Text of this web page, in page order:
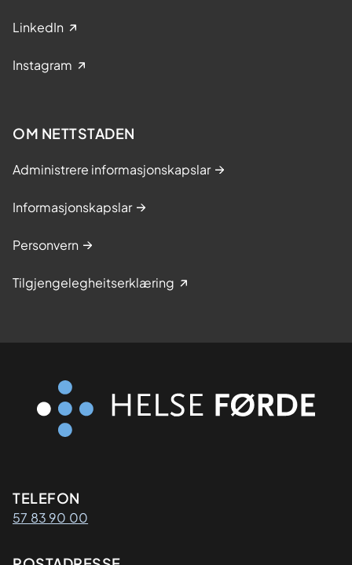
LinkedIn
Instagram
OM NETTSTADEN
Administrere informasjonskapslar
Informasjonskapslar
Personvern
Tilgjengelegheitserklæring
Kontaktinformasjon
TELEFON
57 83 90 00